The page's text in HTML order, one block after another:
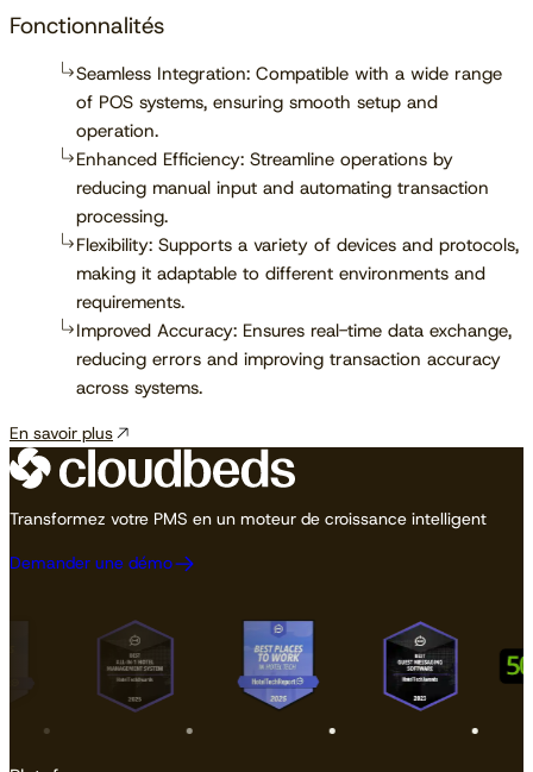
Fonctionnalités
Seamless Integration: Compatible with a wide range
of POS systems, ensuring smooth setup and
operation.
Enhanced Efficiency: Streamline operations by
reducing manual input and automating transaction
processing.
Flexibility: Supports a variety of devices and protocols,
making it adaptable to different environments and
requirements.
Improved Accuracy: Ensures real-time data exchange,
reducing errors and improving transaction accuracy
across systems.
En savoir plus
Transformez votre PMS en un moteur de croissance intelligent
Demander une démo